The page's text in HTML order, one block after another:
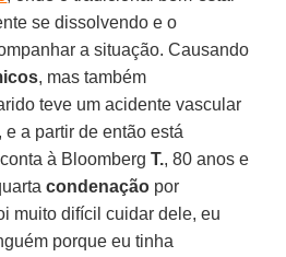
se dissolvendo e o
a situação. Causando
, mas também
teve um acidente vascular
a partir de então está
à BloombergT., 80 anos e
condenação por
muito difícil cuidar dele, eu
porque eu tinha